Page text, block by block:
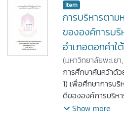
Item
การบริหารตา
ขององค์การบ
อำเภอดอกคำใ
(มหาวิทยาลัยพะเยา,
การศึกษาค้นคว้าด้
1) เพื่อศึกษาการบ
ดีขององค์การบริหา
ดอกคำใต้ จังหวัดพะ
Show more